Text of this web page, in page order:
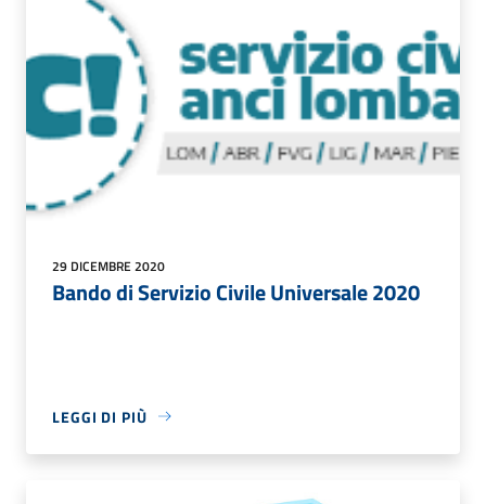
29 DICEMBRE 2020
Bando di Servizio Civile Universale 2020
LEGGI DI PIÙ